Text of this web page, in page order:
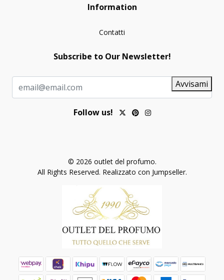
Information
Contatti
Subscribe to Our Newsletter!
Avvisami
Follow us!
© 2026 outlet del profumo.
All Rights Reserved. Realizzato con Jumpseller.